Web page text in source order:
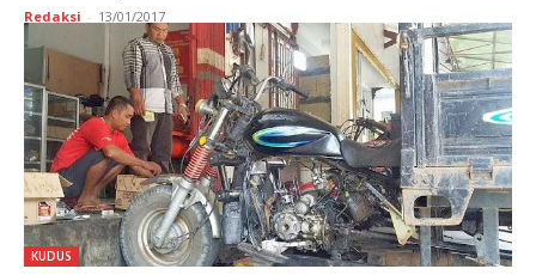
Redaksi - 13/01/2017
KUDUS